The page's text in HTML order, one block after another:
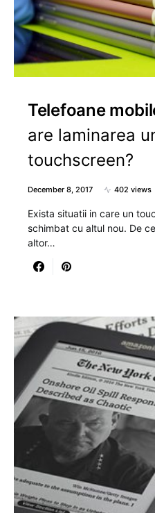
Telefoane
are laminarea
touchscreen?
December 8, 2017 402 views
Exista situatii in care un
schimbat cu altul nou. De
altor…